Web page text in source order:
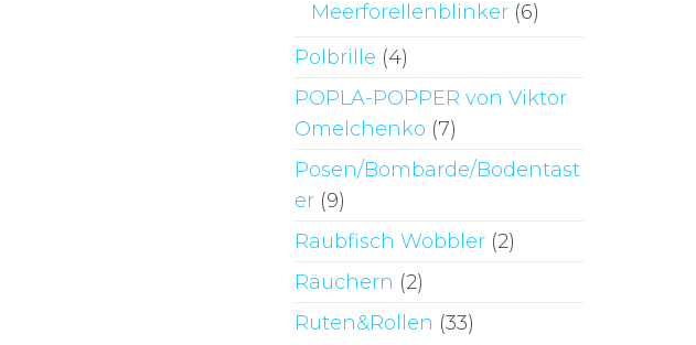
Meerforellenblinker (6)
Polbrille (4)
POPLA-POPPER von Viktor
Omelchenko (7)
Posen/Bombarde/Bodentast
er (9)
Raubfisch Wobbler (2)
Räuchern (2)
Ruten&Rollen (33)